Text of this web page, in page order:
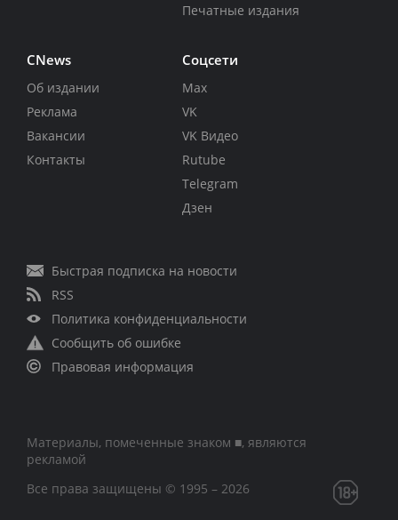
Печатные издания
CNews
Об издании
Реклама
Вакансии
Контакты
Соцсети
Max
VK
VK Видео
Rutube
Telegram
Дзен
Быстрая подписка на новости
RSS
Политика конфиденциальности
Сообщить об ошибке
Правовая информация
Материалы, помеченные знаком ■, являются
рекламой
Все права защищены © 1995 – 2026